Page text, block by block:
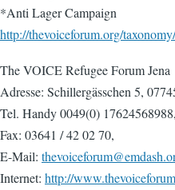
*Anti Lager Campaign
http://thevoiceforum.org/
The VOICE Refugee Forum Jena
Adresse: Schillergässchen 5,
Tel. Handy 0049(0) 17624568988,
Fax: 03641 / 42 02 70,
E-Mail:
Internet: http://